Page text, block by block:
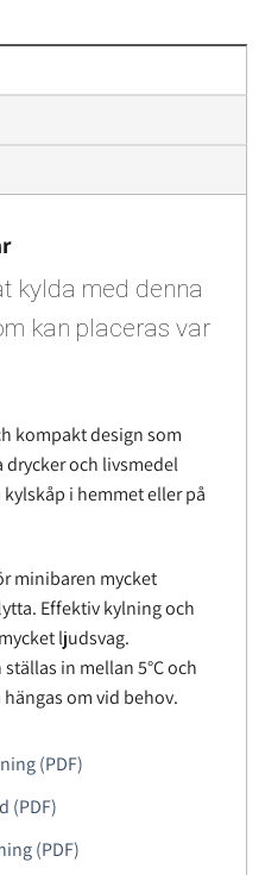
kylda med denna
kan placeras var
kompakt design som
och livsmedel
i hemmet eller på
minibaren mycket
Effektiv kylning och
ljudsvag.
in mellan 5°C och
hängas om vid behov.
(PDF)
(PDF)
(PDF)